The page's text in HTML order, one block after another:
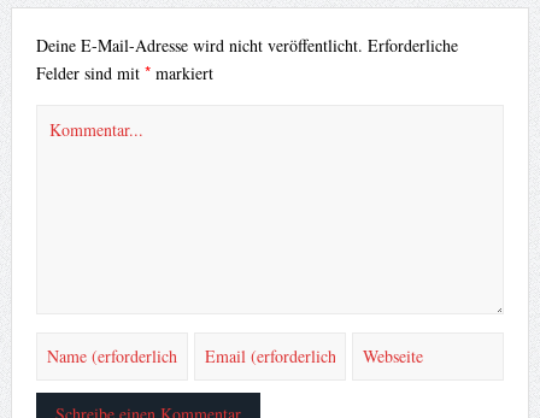
Deine E-Mail-Adresse wird nicht veröffentlicht. Erforderliche
Felder sind mit *markiert